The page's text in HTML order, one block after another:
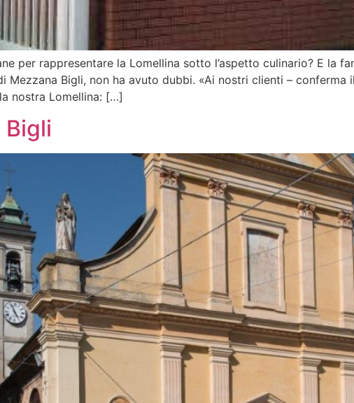
per rappresentare la Lomellina sotto l’aspetto culinario? E la
Mezzana Bigli, non ha avuto dubbi. «Ai nostri clienti – conferma
nostra Lomellina: […]
Bigli